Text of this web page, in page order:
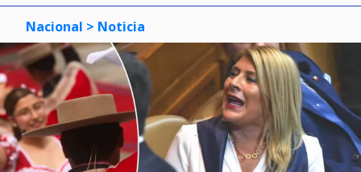
Nacional > Noticia